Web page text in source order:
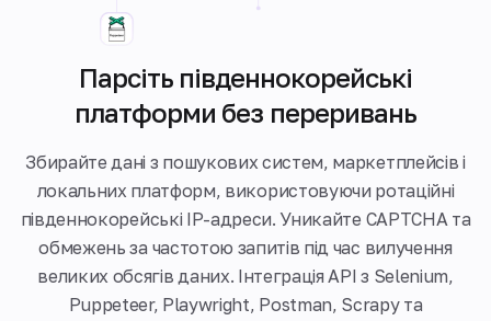
Парсіть південнокорейські
платформи без переривань
Збирайте дані з пошукових систем, маркетплейсів і
локальних платформ, використовуючи ротаційні
південнокорейські IP-адреси. Уникайте CAPTCHA та
обмежень за частотою запитів під час вилучення
великих обсягів даних. Інтеграція API з Selenium,
Puppeteer, Playwright, Postman, Scrapy та